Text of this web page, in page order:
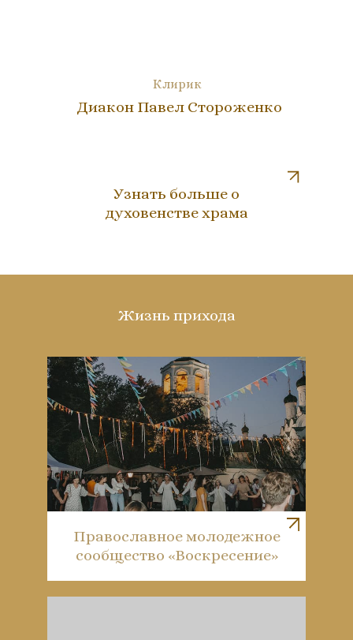
Клирик
Диакон Павел Стороженко
Узнать больше о
духовенстве храма
Жизнь прихода
Православное молодежное
сообщество «Воскресение»